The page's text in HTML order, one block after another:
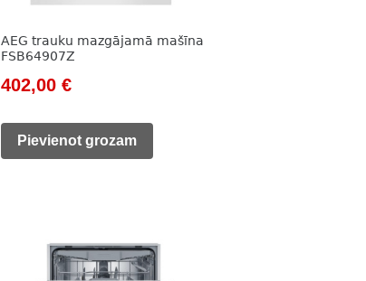
AEG trauku mazgājamā mašīna
FSB64907Z
Original
was:
402,00€Current
is:
Pievienot grozam